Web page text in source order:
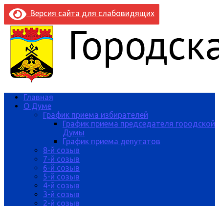
Версия сайта для слабовидящих
Главная
О Думе
График приема избирателей
График приема председателя городской
Думы
График приема депутатов
8-й созыв
7-й созыв
6-й созыв
5-й созыв
4-й созыв
3-й созыв
2-й созыв